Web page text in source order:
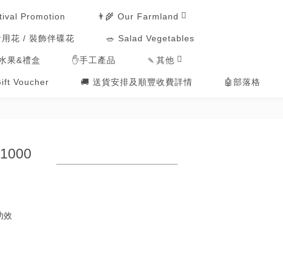
Promotion 👨‍🌾 Our Farmland
用花 / 裝飾伴碟花 🥗 Salad Vegetables
果&禮盒 ✋手工產品 🍡其他
Voucher 🚚 送貨安排及順豐收費詳情 🤖部落格
效